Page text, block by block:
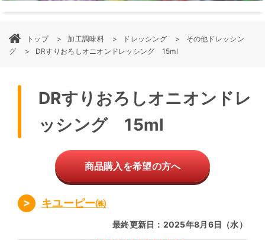
トップ 加工調味料 ドレッシング
その他ドレッシン
グ
DRすりおろしオニオンドレッシング 15ml
DRすりおろしオニオンドレ
ッシング 15ml
商品購入を希望の方へ
キユーピー㈱
最終更新日：2025年8月6日（水）